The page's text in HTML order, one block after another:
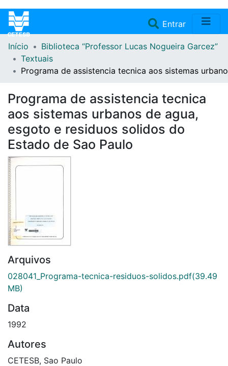
Entrar(current)
Home
Repositório
Doações/Aquisições
Início
Biblioteca “Professor Lucas Nogueira Garcez”
Textuais
Programa de assistencia tecnica aos sistemas
Programa de assistencia tecnica
aos sistemas urbanos de agua,
esgoto e residuos solidos do
Estado de Sao Paulo
Arquivos
028041_Programa-tecnica-residuos-solidos.pdf(39.49
MB)
Data
1992
Autores
CETESB, Sao Paulo